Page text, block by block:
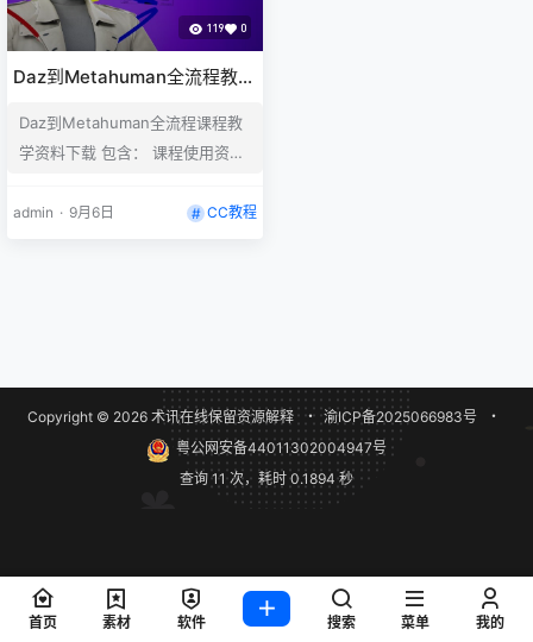
119 0
Daz到Metahuman全流程教学
Daz到Metahuman全流程课程教
学资料下载 包含： 课程使用资料
admin · 9月6日 CC教程
Copyright © 2026术讯在线保留资源解释 ・ 渝ICP备2025066983号
・
粤公网安备44011302004947号
查询 11 次，耗时 0.1894 秒
首页 素材 软件 搜索 菜单 我的